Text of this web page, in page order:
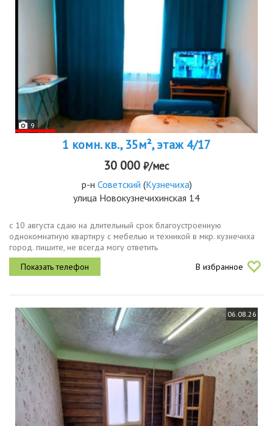
9
1 комн. кв., 35м², этаж 4/17
30 000 ₽/мес
р-н Советский (Кузнечиха)
улица Новокузнечихинская 14
с 10 августа сдаю на длительный срок благоустроенную
однокомнатную квартиру с мебелью и техникой в мкр. кузнечиха
город. пишите, не всегда могу ответить
В избранное
06.08.26